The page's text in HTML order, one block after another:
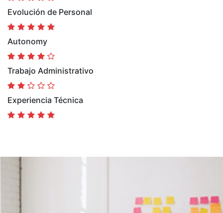
Evolución de Personal
Autonomy
Trabajo Administrativo
Experiencia Técnica